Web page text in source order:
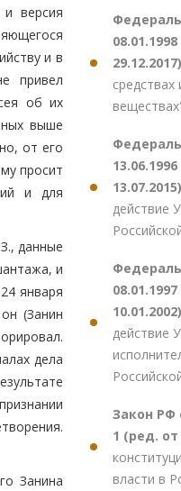
версия
и в
привел
об их
выше
от его
просит
и для
данные
и
января
(Занин
дела
Занина
29.12.2017)
13.07.2015)
действие
10.01.2002)
действие
Закон РФ
1 (ред. от
власти в